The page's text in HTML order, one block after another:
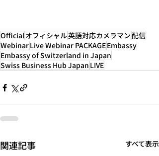
Officialオフィシャル英語対応カメラマン配信
WebinarLive Webinar ​PACKAGEEmbassy
Embassy of Switzerland in Japan
Swiss Business Hub Japan LIVE
関連記事 すべて表示